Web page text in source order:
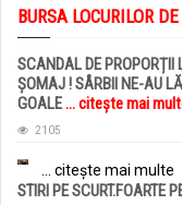
BURSA LOCURILOR
SCANDAL DE PROPORȚII
ȘOMAJ ! SÂRBII NE-AU
GOALE... citește mai
2105
... citește mai multe
STIRI PE SCURT.FOARTE